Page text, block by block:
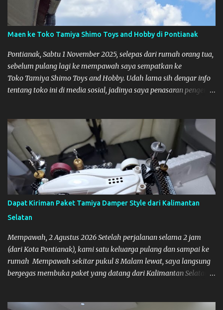
Lomba Tamiya Oiya sebagai Informasi, Saya dan Muzkha baru
pertama kali main disini. ya hitungannya saya sebagai new
comer lah :) Coach Dilla lagi setting Mobilnya
Maen ke Toko Tamiya Shimo Toys and Hobby di Pontianak
Pontianak, Sabtu 1 November 2025, selepas dari rumah orang tua,
sebelum pulang lagi ke mempawah saya sempatkan ke
Toko Tamiya Shimo Toys and Hobby. Udah lama sih dengar info
tentang toko ini di media sosial, jadinya saya penasaran pengen
bukanya di jam 1. Saya pulang dulu ke rumah ortu di Sepakat,
untuk istirahat. So malamnya sebelum pulang ke Mempawah
saya sempatkan lagi kesini. Saya belanja beberapa part disini.
Untuk Lokasi Tempat:
Dapat Kiriman Paket Tamiya Damper Style dari Kalimantan
Selatan
Mempawah, 2 Agustus 2026 Setelah perjalanan selama 2 jam
(dari Kota Pontianak), kami satu keluarga pulang dan sampai ke
rumah Mempawah sekitar pukul 8 Malam lewat, saya langsung
bergegas membuka paket yang datang dari Kalimantan Selatan.